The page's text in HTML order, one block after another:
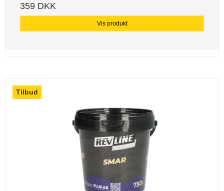
359 DKK
Vis produkt
Tilbud